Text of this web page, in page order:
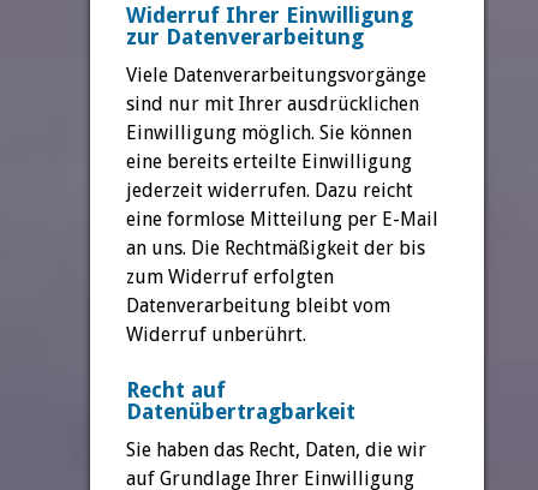
Widerruf Ihrer Einwilligung
zur Datenverarbeitung
Viele Datenverarbeitungsvorgänge
sind nur mit Ihrer ausdrücklichen
Einwilligung möglich. Sie können
eine bereits erteilte Einwilligung
jederzeit widerrufen. Dazu reicht
eine formlose Mitteilung per E-Mail
an uns. Die Rechtmäßigkeit der bis
zum Widerruf erfolgten
Datenverarbeitung bleibt vom
Widerruf unberührt.
Recht auf
Datenübertragbarkeit
Sie haben das Recht, Daten, die wir
auf Grundlage Ihrer Einwilligung